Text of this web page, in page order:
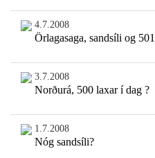
4.7.2008
Örlagasaga, sandsíli og 501
3.7.2008
Norðurá, 500 laxar í dag ?
1.7.2008
Nóg sandsíli?